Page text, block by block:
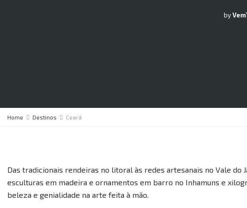
by
Home Destinos Ceará
Das tradicionais rendeiras no litoral às redes artesanais no Vale do
esculturas em madeira e ornamentos em barro no Inhamuns e
beleza e genialidade na arte feita à mão.